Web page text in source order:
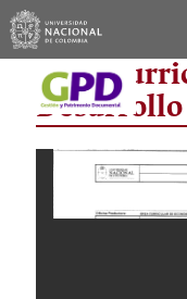
Área
Desarrollo